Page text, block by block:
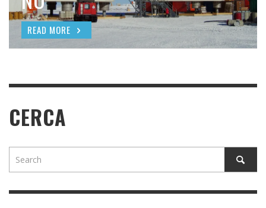
READ MORE
READ MORE
READ MORE
READ MORE
CERCA